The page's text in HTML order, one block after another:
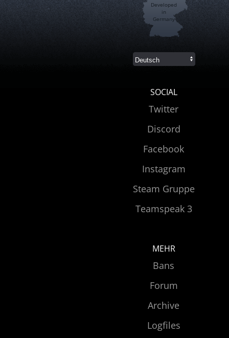
Developed
in
Germany
SOCIAL
Twitter
Discord
Facebook
Instagram
Steam Gruppe
Teamspeak 3
MEHR
Bans
Forum
Archive
Logfiles